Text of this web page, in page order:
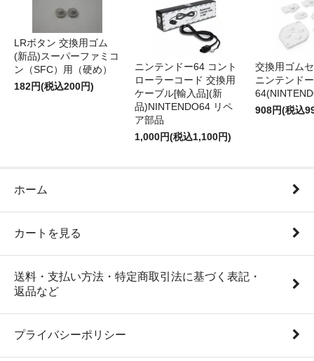
LRボタン 交換用ゴム
(新品)スーパーファミコ
ン（SFC）用（硬め）
182円(税込200円)
ニンテンドー64 コント
ローラーコード 交換用
ケーブル[輸入品](新
品)NINTENDO64 リペ
ア部品
1,000円(税込1,100円)
交換用ゴム
ニンテンドー
908円(税込
ホーム
カートを見る
送料・支払い方法・特定商取引法に基づく表記・
返品など
プライバシーポリシー